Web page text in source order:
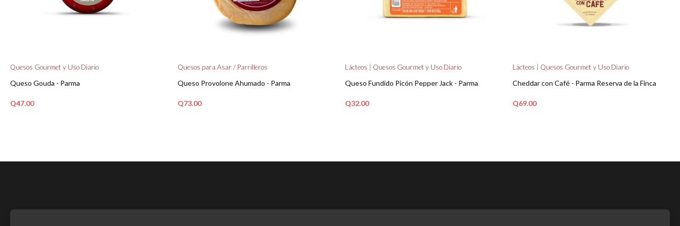
Quesos Gourmet y Uso Diario
Queso Gouda - Parma
Q47.00
Quesos para Asar / Parrilleros
Queso Provolone Ahumado - Parma
Q73.00
Lácteos Quesos Gourmet y Uso Diario
Queso Fundido Picón Pepper Jack - Parma
Q32.00
Lácteos Quesos Gourmet y Uso Diario
Cheddar con Café - Parma Reserva de la Finca
Q69.00